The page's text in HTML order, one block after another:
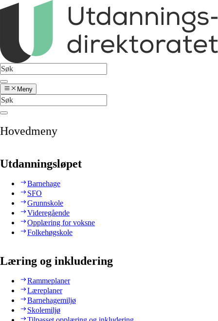
Meny
Hovedmeny
Utdanningsløpet
Barnehage
SFO
Grunnskole
Videregående
Opplæring for voksne
Folkehøgskole
Læring og inkludering
Rammeplaner
Læreplaner
Barnehagemiljø
Skolemiljø